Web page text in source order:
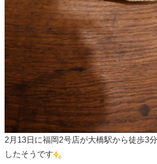
2月13日に福岡2号店が大橋駅から徒歩3
したそうです